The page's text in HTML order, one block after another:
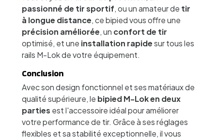
passionné de tir sportif, ou un amateur de tir
à longue distance, ce bipied vous offre une
précision améliorée, un confort de tir
optimisé, et une installation rapidesur tous les
rails M-Lok de votre équipement.
Conclusion
Avec son design fonctionnel et ses matériaux de
qualité supérieure, le bipied M-Lok en deux
parties est l'accessoire idéal pour améliorer
votre performance de tir. Grâce à ses réglages
flexibles et sa stabilité exceptionnelle, il vous